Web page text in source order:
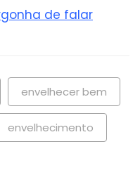
de falar
envelhecer bem
envelhecimento